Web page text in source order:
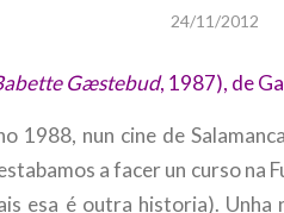
24/11/2012
Gæstebud, 1987), de
1988, nun cine de
a facer un curso na
esa é outra historia).